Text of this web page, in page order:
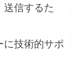
信するた
に技術的サポ